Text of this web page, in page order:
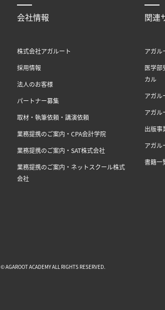
会社情報
株式会社アガルート
採用情報
法人のお客様
パートナー募集
取材・執筆依頼・講演依頼
業務提携のご案内・CPA会計学院
業務提携のご案内・SAT株式会社
業務提携のご案内・ネットスクール株式
会社
関連
アガル
医学部
カル
アガル
アガル
出版事
アガル
書籍一
© AGAROOT ACADEMY ALL RIGHTS RESERVED.